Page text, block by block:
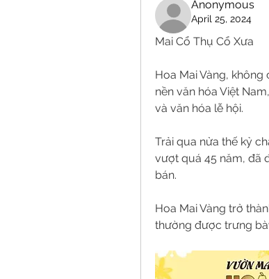
Anonymous
April 25, 2024
Mai Cổ Thụ Cổ Xưa
Hoa Mai Vàng,
nền văn hóa Việt
và văn hóa lễ hội.
Trải qua nửa thế kỷ
vượt quá 45 năm, đã
bán.
Hoa Mai Vàng trở
thường được trưng